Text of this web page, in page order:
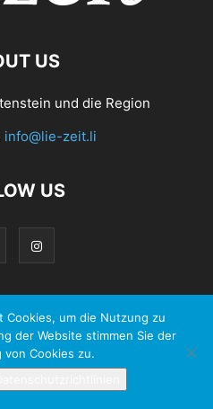
US
und die Region
info@lie-zeit.li
US
|Datenschutzerklärung
Cookies, um die Nutzung zu
der Website stimmen Sie der
von Cookies zu.